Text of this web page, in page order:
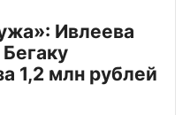
Ивлеева
1,2 млн рублей